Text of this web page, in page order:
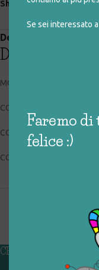
Se sei interessato
Faremo
felice :)
Share:
Descrizione
Descrizione
MONDADORI – PICCOLI
CODICE RIGIOCATTOLO:
CONDIZIONI: buone
COLLOCAZIONE: BOX2
CHI SIAMO